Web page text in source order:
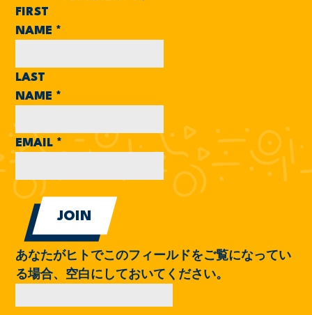
FIRST
NAME *
LAST
NAME *
EMAIL *
あなたがヒトでこのフィールドをご覧になってい
る場合、空白にしておいてください。